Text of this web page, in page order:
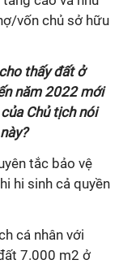
vốn chủ sở hữu
thấy đất ở
năm 2022 mới
Chủ tịch nói
tắc bảo vệ
hi sinh cả quyền
cá nhân với
7.000 m2 ở